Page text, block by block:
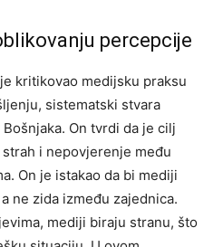
percepcije
kritikovao medijsku praksu
sistematski stvara
On tvrdi da je cilj
i nepovjerenje među
On je istakao da bi mediji
ne zida između zajednica.
mediji biraju stranu, što